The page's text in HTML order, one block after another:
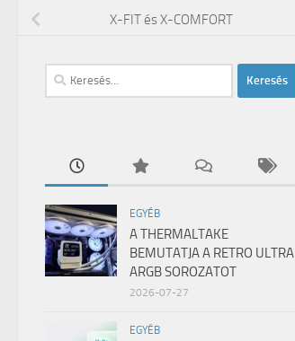
X-FIT és X-COMFORT
Keresés:
EGYÉB
A THERMALTAKE
BEMUTATJA A RETRO ULTRA
ARGB SOROZATOT
2026-07-27
EGYÉB